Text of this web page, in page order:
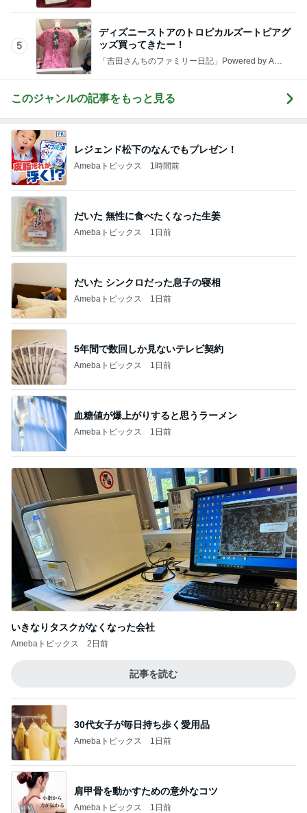
5
ディズニーストアのトロピカルズートピアグ
ッズ買ってきたー！
「吉田さんちのファミリー日記」Powered by Ame
このジャンルの記事をもっと見る
レジェンド松下のなんでもプレゼン！
Amebaトピックス 1時間前
だいた 無性に食べたくなった生姜
Amebaトピックス 1日前
だいた シンクロだった息子の寝相
Amebaトピックス 1日前
5年間で数回しか見ないテレビ契約
Amebaトピックス 1日前
血糖値が爆上がりすると思うラーメン
Amebaトピックス 1日前
いきなりタスクがなくなった会社
Amebaトピックス 2日前
記事を読む
30代女子が毎日持ち歩く愛用品
Amebaトピックス 1日前
肩甲骨を動かすための意外なコツ
Amebaトピックス 1日前